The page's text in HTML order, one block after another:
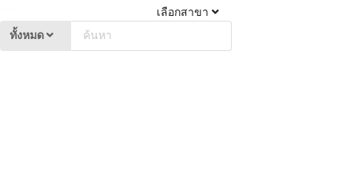
เลือกสาขา
ทั้งหมด